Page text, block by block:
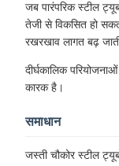
जब पारंपरिक स्टील
तेजी से विकसित हो
रखरखाव लागत बढ़
दीर्घकालिक
कारक है।
समाधान
जस्ती चौकोर स्टील